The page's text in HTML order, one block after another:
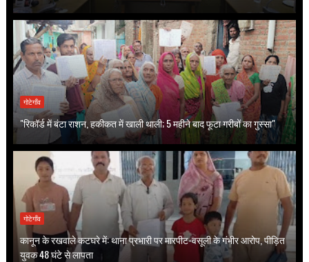
गोटेगाँव
"रिकॉर्ड में बंटा राशन, हकीकत में खाली थाली; 5 महीने बाद फूटा गरीबों का गुस्सा"
गोटेगाँव
कानून के रखवाले कटघरे में: थाना प्रभारी पर मारपीट-वसूली के गंभीर आरोप, पीड़ित
युवक 48 घंटे से लापता